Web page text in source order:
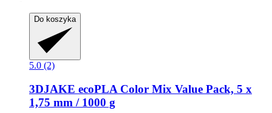
Do koszyka
5.0 (2)
3DJAKE ecoPLA Color Mix Value Pack, 5 x
1,75 mm / 1000 g